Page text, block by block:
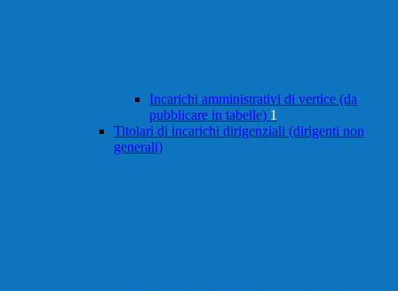
Incarichi amministrativi di vertice (da
pubblicare in tabelle) 1
Titolari di incarichi dirigenziali (dirigenti non
generali)